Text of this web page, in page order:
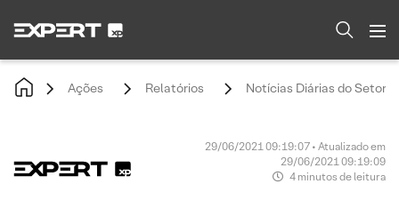
Ações Relatórios Notícias Diárias do Setor
29/06/2021 09:19:07 • Atualizado em
29/06/2021 09:19:09
4 minutos de leitura